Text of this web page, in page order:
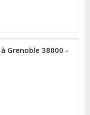
Grenoble 38000 -